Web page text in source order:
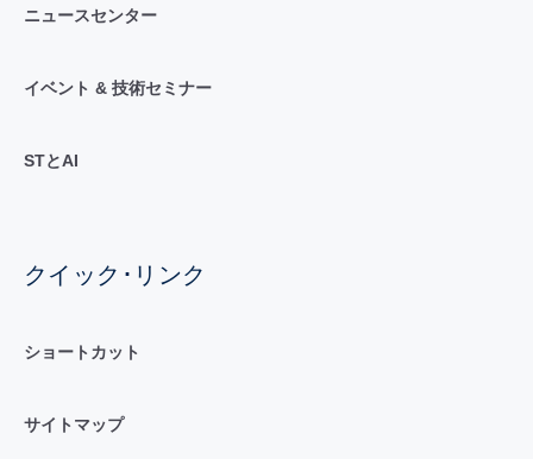
ニュースセンター
イベント & 技術セミナー
STとAI
クイック･リンク
ショートカット
サイトマップ